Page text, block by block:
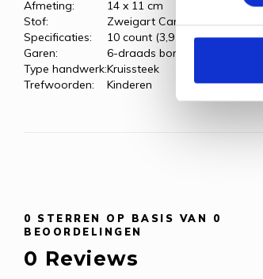
Afmeting:
14 x 11 cm
Stof:
Zweigart Canvas
Specificaties:
10 count (3,9 kr/cm)
Garen:
6-draads borduurgaren
Type handwerk:Kruissteek
Trefwoorden:
Kinderen
0 STERREN OP BASIS VAN 0
BEOORDELINGEN
0 Reviews